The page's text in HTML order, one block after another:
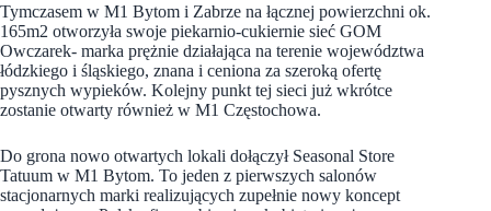
Tymczasem w M1 Bytom i Zabrze na łącznej powierzchni ok.
165m2 otworzyła swoje piekarnio-cukiernie sieć GOM
Owczarek- marka prężnie działająca na terenie województwa
łódzkiego i śląskiego, znana i ceniona za szeroką ofertę
pysznych wypieków. Kolejny punkt tej sieci już wkrótce
zostanie otwarty również w M1 Częstochowa.
Do grona nowo otwartych lokali dołączył Seasonal Store
Tatuum w M1 Bytom. To jeden z pierwszych salonów
stacjonarnych marki realizujących zupełnie nowy koncept